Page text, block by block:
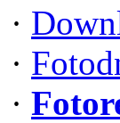
·
·
·